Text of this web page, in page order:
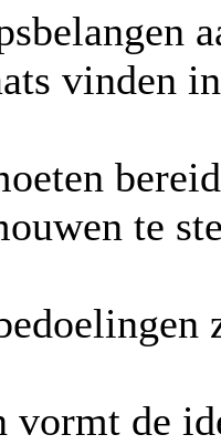
vinden
te
vormt de